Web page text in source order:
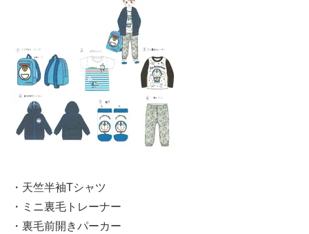
・天竺半袖Tシャツ
・ミニ裏毛トレーナー
・裏毛前開きパーカー